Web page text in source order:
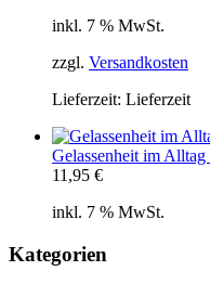
inkl. 7 % MwSt.
zzgl. Versandkosten
Lieferzeit: Lieferzeit
Gelassenheit im
11,95 €
inkl. 7 % MwSt.
Kategorien